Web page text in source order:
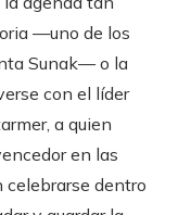
—uno de los
Sunak— o la
con el líder
a quien
en las
celebrarse dentro